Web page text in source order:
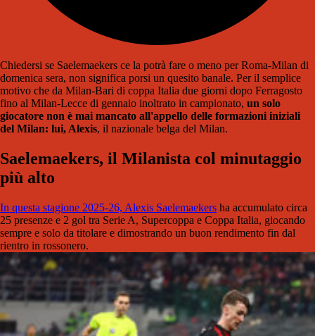
Chiedersi se Saelemaekers ce la potrà fare o meno per Roma-Milan di
domenica sera, non significa porsi un quesito banale. Per il semplice
motivo che da Milan-Bari di coppa Italia due giorni dopo Ferragosto
fino al Milan-Lecce di gennaio inoltrato in campionato, un solo
giocatore non è mai mancato all'appello delle formazioni iniziali
del Milan: lui, Alexis, il nazionale belga del Milan.
Saelemaekers, il Milanista col minutaggio
più alto
In questa stagione 2025-26, Alexis Saelemaekers ha accumulato circa
25 presenze e 2 gol tra Serie A, Supercoppa e Coppa Italia, giocando
sempre e solo da titolare e dimostrando un buon rendimento fin dal
rientro in rossonero.